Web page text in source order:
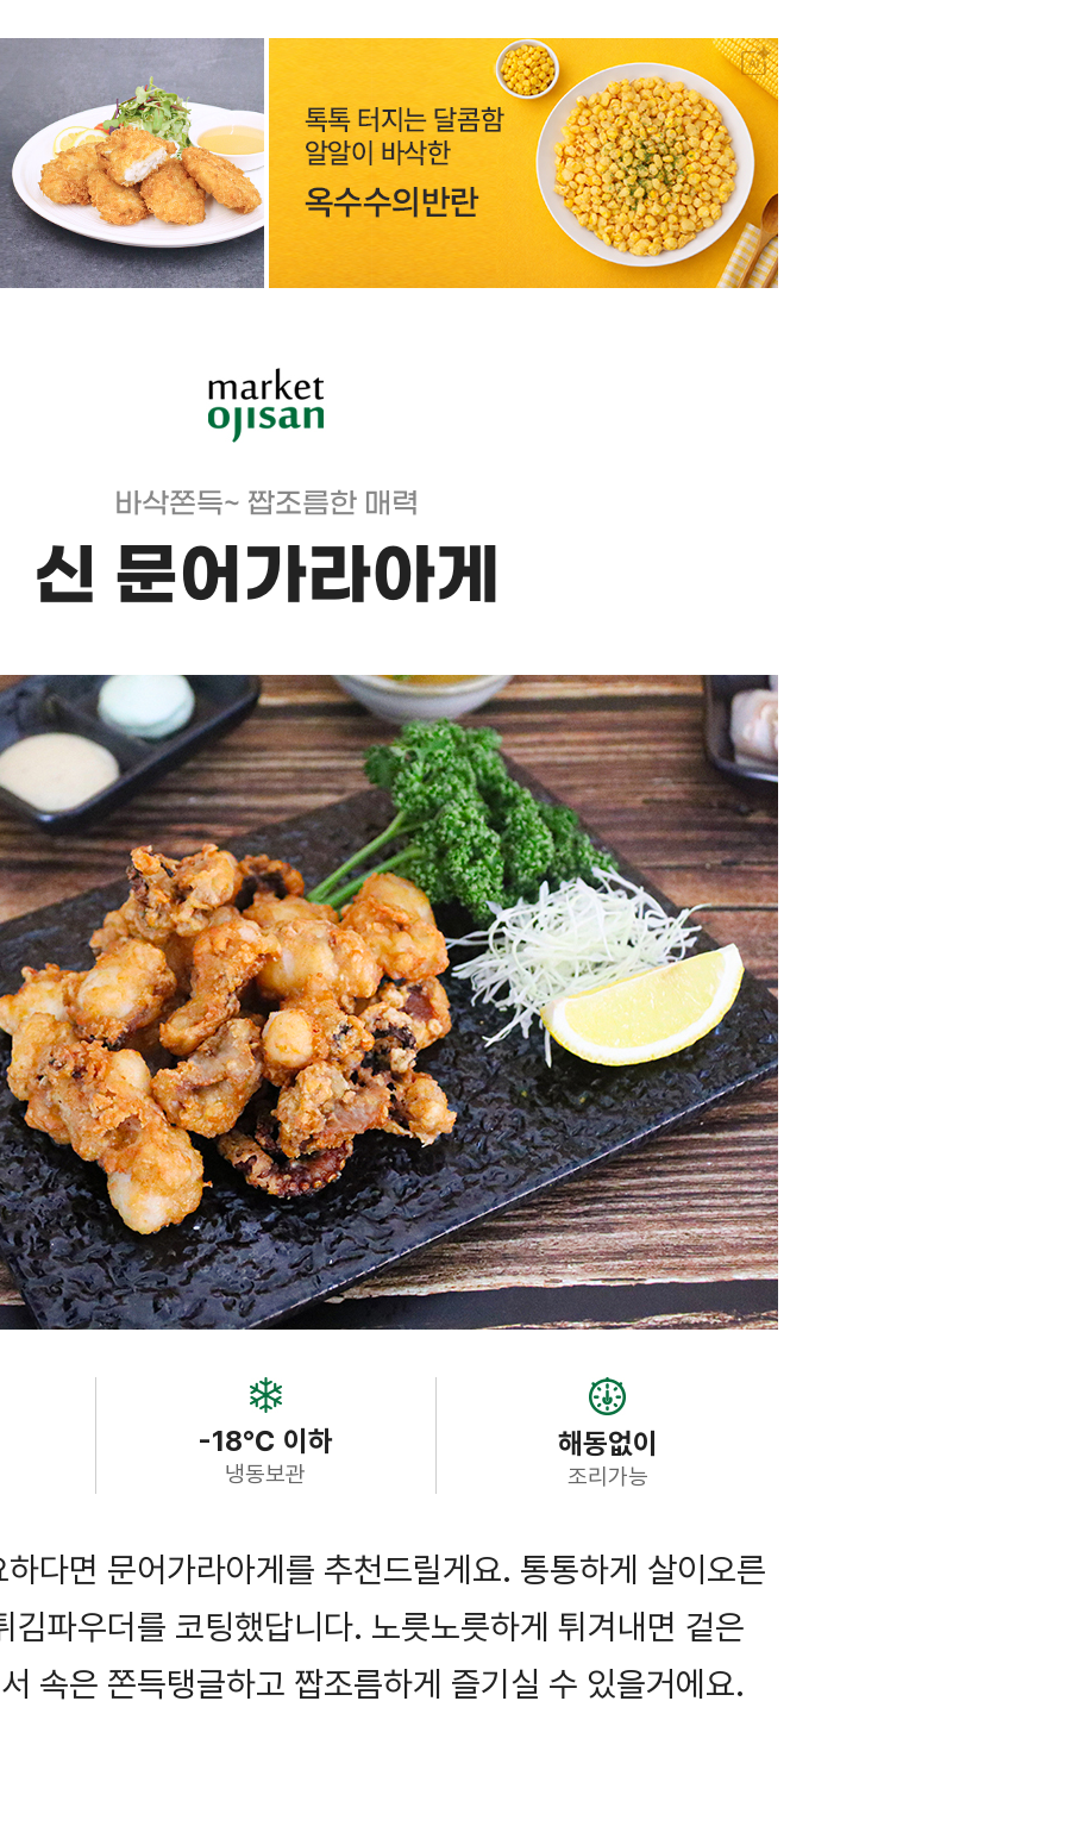
바삭쫀득~ 짭조름한 매력
신 문어가라아게
-18℃ 이하
냉동보관
해동없이
조리가능
다면 문어가라아게를 추천드릴게요. 통통하게 살이오른
김파우더를 코팅했답니다. 노릇노릇하게 튀겨내면 겉은
속은 쫀득탱글하고 짭조름하게 즐기실 수 있을거에요.